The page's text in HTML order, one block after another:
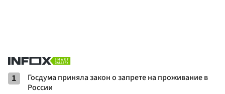
1
Госдума приняла закон о запрете на проживание в
России